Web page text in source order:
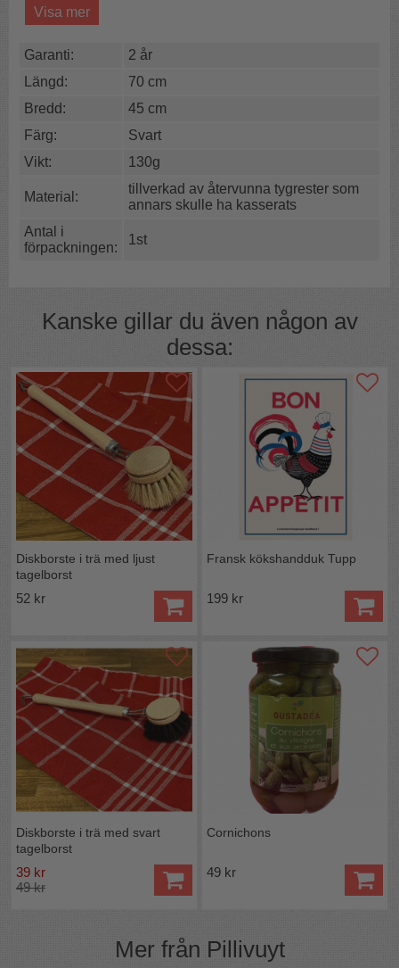
Färg:Svart
Antal i förpackningen:
Vikt:130g
Material:
tillverkad av återvunna tygrester som annars
skulle ha kasserats
Tvättråd:
Visa mer
Garanti:
2 år
Längd:
70 cm
Bredd:
45 cm
Färg:
Svart
Vikt:
130g
Material:
tillverkad av återvunna tygrester som
annars skulle ha kasserats
Antal i
förpackningen:
1st
Kanske gillar du även någon av
dessa:
Diskborste i trä med ljust
tagelborst
52 kr
Fransk kökshandduk Tupp
199 kr
Diskborste i trä med svart
tagelborst
39 kr
49 kr
Cornichons
49 kr
Mer från Pillivuyt